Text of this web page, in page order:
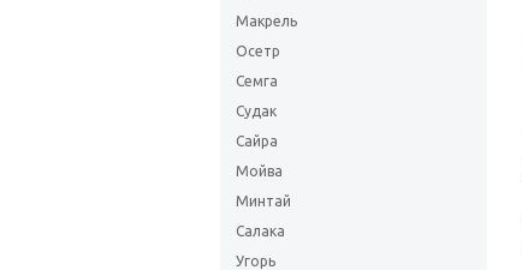
Макрель
Осетр
Семга
Судак
Сайра
Мойва
Минтай
Салака
Угорь